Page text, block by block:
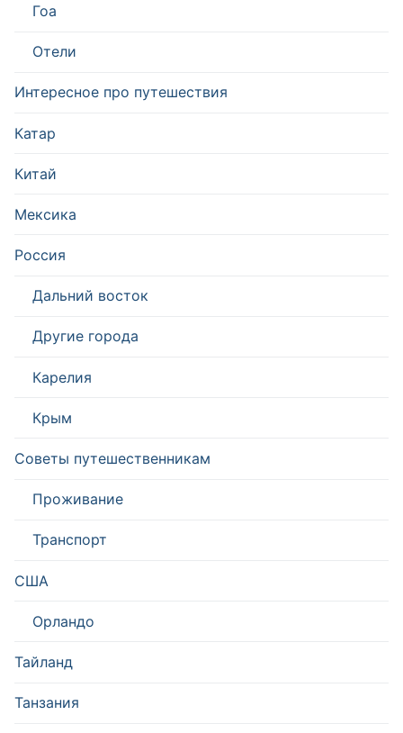
Гоа
Отели
Интересное про путешествия
Катар
Китай
Мексика
Россия
Дальний восток
Другие города
Карелия
Крым
Советы путешественникам
Проживание
Транспорт
США
Орландо
Тайланд
Танзания